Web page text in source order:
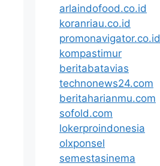
arlaindofood.co.id
koranriau.co.id
promonavigator.co.id
kompastimur
beritabatavias
technonews24.com
beritaharianmu.com
sofold.com
lokerproindonesia
olxponsel
semestasinema